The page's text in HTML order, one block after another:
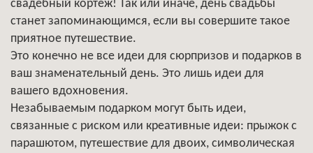
свадебный кортеж! Так или иначе, день свадьбы
станет запоминающимся, если вы совершите такое
приятное путешествие.
Это конечно не все идеи для сюрпризов и подарков в
ваш знаменательный день. Это лишь идеи для
вашего вдохновения.
Незабываемым подарком могут быть идеи,
связанные с риском или креативные идеи: прыжок с
парашютом, путешествие для двоих, символическая